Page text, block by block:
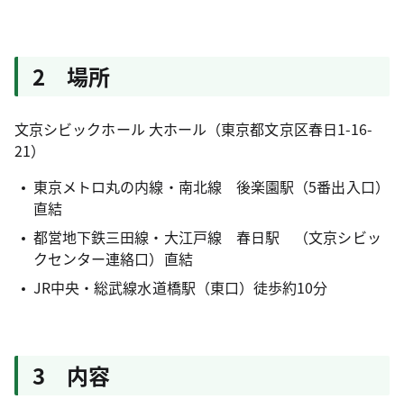
2 場所
文京シビックホール 大ホール（東京都文京区春日1-16-
21）
東京メトロ丸の内線・南北線 後楽園駅（5番出入口）
直結
都営地下鉄三田線・大江戸線 春日駅 （文京シビッ
クセンター連絡口）直結
JR中央・総武線水道橋駅（東口）徒歩約10分
3 内容